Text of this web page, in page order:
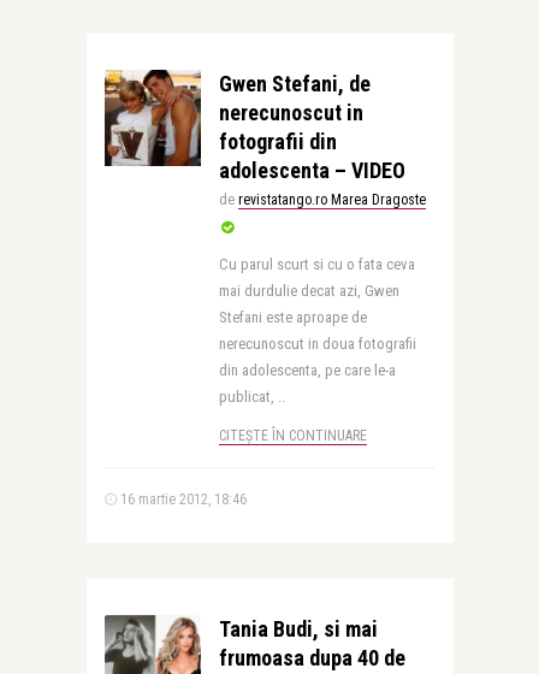
Gwen Stefani, de
nerecunoscut in
fotografii din
adolescenta – VIDEO
de revistatango.ro Marea Dragoste
Cu parul scurt si cu o fata ceva
mai durdulie decat azi, Gwen
Stefani este aproape de
nerecunoscut in doua fotografii
din adolescenta, pe care le-a
publicat, ..
CITEȘTE ÎN CONTINUARE
16 martie 2012, 18:46
Tania Budi, si mai
frumoasa dupa 40 de